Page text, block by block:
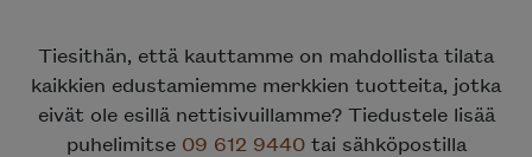
Tiesithän, että kauttamme on mahdollista tilata
kaikkien edustamiemme merkkien tuotteita, jotka
eivät ole esillä nettisivuillamme? Tiedustele lisää
puhelimitse 09 612 9440tai sähköpostilla